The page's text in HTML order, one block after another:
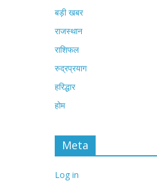
बड़ी खबर
राजस्थान
राशिफल
रुद्रप्रयाग
हरिद्धार
होम
Meta
Log in